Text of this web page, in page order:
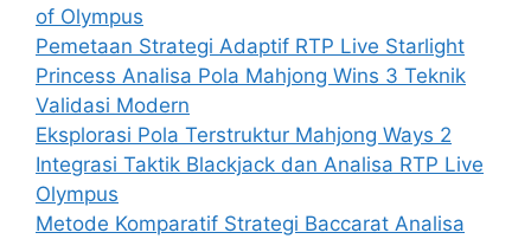
of Olympus
Pemetaan Strategi Adaptif RTP Live Starlight
Princess Analisa Pola Mahjong Wins 3 Teknik
Validasi Modern
Eksplorasi Pola Terstruktur Mahjong Ways 2
Integrasi Taktik Blackjack dan Analisa RTP Live
Olympus
Metode Komparatif Strategi Baccarat Analisa